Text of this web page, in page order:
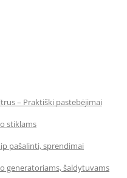
– Praktiški pastebėjimai
stiklams
pašalinti, sprendimai
generatoriams, šaldytuvams